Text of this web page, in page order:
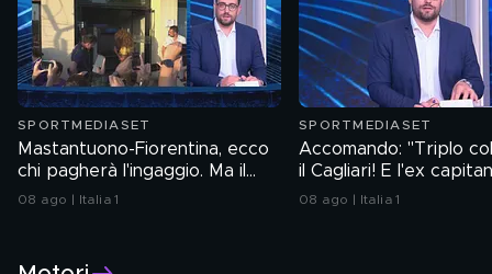
SPORTMEDIASET
Mastantuono-Fiorentina, ecco
chi pagherà l'ingaggio. Ma il
colpo di giornata è del
08 ago | Italia 1
SPORTMEDIASET
Accomando: "Triplo
il Cagliari! E l'ex
Barcellona passa al
08 ago | Italia 1